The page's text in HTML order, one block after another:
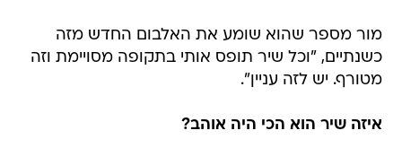
מור מספר שהוא שומע את האלבום החדש מזה
כשנתיים, "וכל שיר תופס אותי בתקופה מסויימת וזה
מטורף. יש לזה עניין".
איזה שיר הוא הכי היה אוהב?